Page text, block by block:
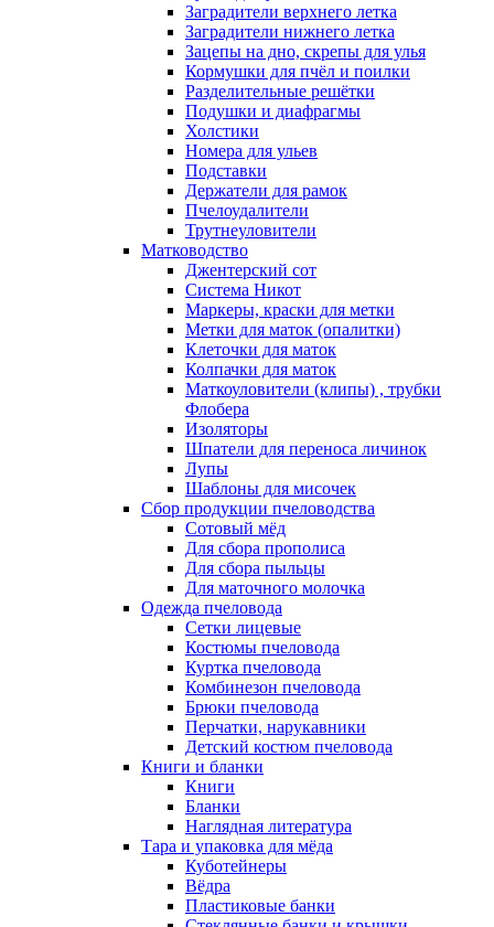
Заградители верхнего летка
Заградители нижнего летка
Зацепы на дно, скрепы для улья
Кормушки для пчёл и поилки
Разделительные решётки
Подушки и диафрагмы
Холстики
Номера для ульев
Подставки
Держатели для рамок
Пчелоудалители
Трутнеуловители
Матководство
Джентерский сот
Система Никот
Маркеры, краски для метки
Метки для маток (опалитки)
Клеточки для маток
Колпачки для маток
Маткоуловители (клипы) , трубки
Флобера
Изоляторы
Шпатели для переноса личинок
Лупы
Шаблоны для мисочек
Сбор продукции пчеловодства
Сотовый мёд
Для сбора прополиса
Для сбора пыльцы
Для маточного молочка
Одежда пчеловода
Сетки лицевые
Костюмы пчеловода
Куртка пчеловода
Комбинезон пчеловода
Брюки пчеловода
Перчатки, нарукавники
Детский костюм пчеловода
Книги и бланки
Книги
Бланки
Наглядная литература
Тара и упаковка для мёда
Куботейнеры
Вёдра
Пластиковые банки